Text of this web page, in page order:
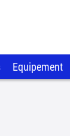
Equipement